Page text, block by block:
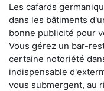
Les cafards
dans les bâtiments
bonne publicité pour
Vous gérez un bar-
certaine notoriété
indispensable
vous submergent, au